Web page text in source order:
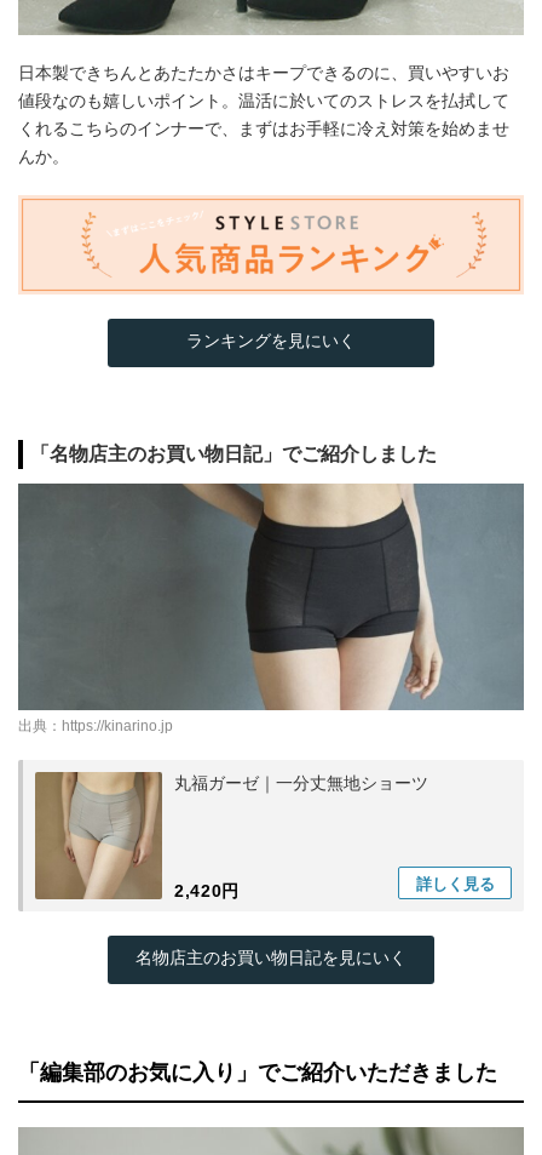
日本製できちんとあたたかさはキープできるのに、買いやすいお
値段なのも嬉しいポイント。温活に於いてのストレスを払拭して
くれるこちらのインナーで、まずはお手軽に冷え対策を始めませ
んか。
ランキングを見にいく
「名物店主のお買い物日記」でご紹介しました
出典： https://kinarino.jp
丸福ガーゼ｜一分丈無地ショーツ
2,420円 詳しく 見る
名物店主のお買い物日記を見にいく
「編集部のお気に入り」でご紹介いただきました